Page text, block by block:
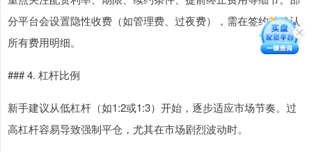
分平台会设置隐性收费（如管理费、过夜费），需在签约前确认
所有费用明细。
### 4. 杠杆比例
新手建议从低杠杆（如1:2或1:3）开始，逐步适应市场节奏。过
高杠杆容易导致强制平仓，尤其在市场剧烈波动时。